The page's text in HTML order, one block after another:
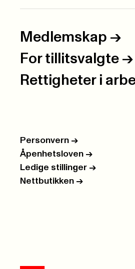
Medlemskap ->
For tillitsvalgte ->
Rettigheter i
Personvern ->
Åpenhetsloven ->
Ledige stillinger ->
Nettbutikken ->